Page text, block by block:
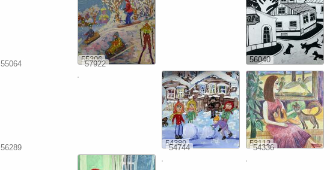
55396 56040
55064 57922
54389 53112
56289 54744 54336